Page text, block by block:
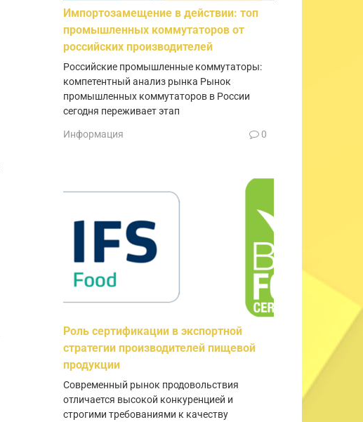
Импортозамещение в действии: топ
промышленных коммутаторов от
российских производителей
Российские промышленные коммутаторы:
компетентный анализ рынка Рынок
промышленных коммутаторов в России
сегодня переживает этап
Информация 0
Роль сертификации в экспортной
стратегии производителей пищевой
продукции
Современный рынок продовольствия
отличается высокой конкуренцией и
строгими требованиями к качеству